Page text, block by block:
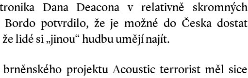
Dana Deacona v relativně skromných
Bordo potvrdilo, že je možné do Česka dostat
lidé si „jinou“ hudbu umějí najít.
projektu Acoustic terrorist měl sice